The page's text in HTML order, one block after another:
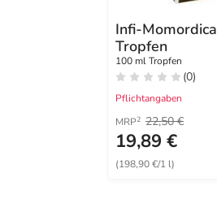
Infi-Momordica
Tropfen
100 ml Tropfen
(0)
Pflichtangaben
MRP2 22,50 €
19,89 €
(198,90 €/1 l)